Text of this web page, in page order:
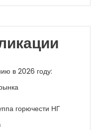
в 2026 году:
горючести НГ